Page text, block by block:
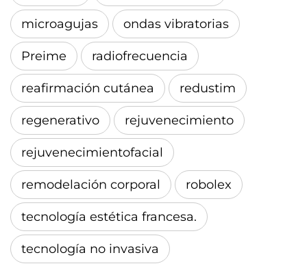
microagujas ondas vibratorias
Preime radiofrecuencia
reafirmación cutánea redustim
regenerativo rejuvenecimiento
rejuvenecimientofacial
remodelación corporal robolex
tecnología estética francesa.
tecnología no invasiva